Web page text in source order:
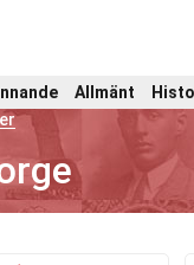
Allmänt